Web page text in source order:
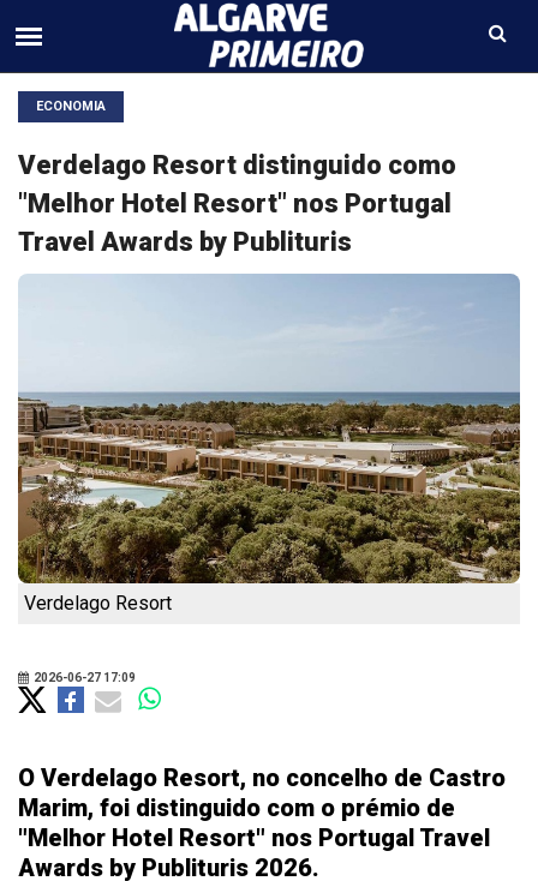
ECONOMIA
Verdelago Resort distinguido como
"Melhor Hotel Resort" nos Portugal
Travel Awards by Publituris
Verdelago Resort
2026-06-27 17:09
O Verdelago Resort, no concelho de Castro
Marim, foi distinguido com o prémio de
"Melhor Hotel Resort" nos Portugal Travel
Awards by Publituris 2026.